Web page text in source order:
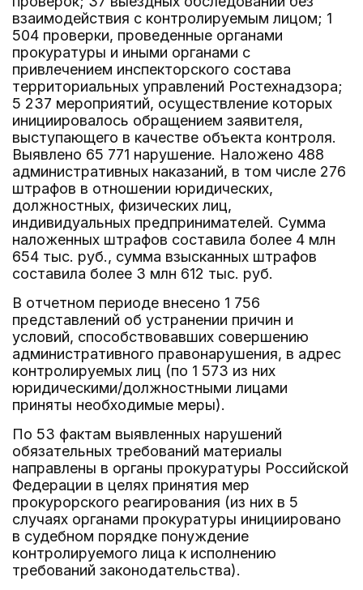
взаимодействия с контролируемым лицом; 1
504 проверки, проведенные органами
прокуратуры и иными органами с
привлечением инспекторского состава
территориальных управлений Ростехнадзора;
5 237 мероприятий, осуществление которых
инициировалось обращением заявителя,
выступающего в качестве объекта контроля.
Выявлено 65 771 нарушение. Наложено 488
административных наказаний, в том числе 276
штрафов в отношении юридических,
должностных, физических лиц,
индивидуальных предпринимателей. Сумма
наложенных штрафов составила более 4 млн
654 тыс. руб., сумма взысканных штрафов
составила более 3 млн 612 тыс. руб.
В отчетном периоде внесено 1 756
представлений об устранении причин и
условий, способствовавших совершению
административного правонарушения, в адрес
контролируемых лиц (по 1 573 из них
юридическими/должностными лицами
приняты необходимые меры).
По 53 фактам выявленных нарушений
обязательных требований материалы
направлены в органы прокуратуры Российской
Федерации в целях принятия мер
прокурорского реагирования (из них в 5
случаях органами прокуратуры инициировано
в судебном порядке понуждение
контролируемого лица к исполнению
требований законодательства).